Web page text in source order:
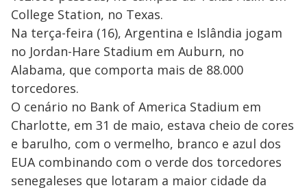
College Station, no Texas.
Na terça-feira (16), Argentina e Islândia jogam
no Jordan-Hare Stadium em Auburn, no
Alabama, que comporta mais de 88.000
torcedores.
O cenário no Bank of America Stadium em
Charlotte, em 31 de maio, estava cheio de cores
e barulho, com o vermelho, branco e azul dos
EUA combinando com o verde dos torcedores
senegaleses que lotaram a maior cidade da